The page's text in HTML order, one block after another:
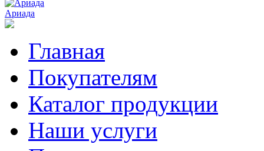
Ариада
Главная
Покупателям
Каталог продукции
Наши услуги